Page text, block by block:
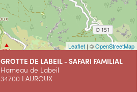
Leaflet | ©OpenStreetMap
GROTTE DE LABEIL - SAFARI FAMILIAL
Hameau de Labeil
34700 LAUROUX